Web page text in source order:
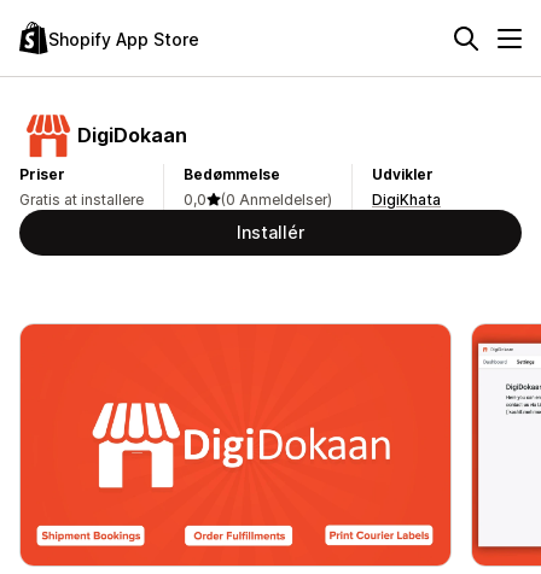
Shopify App Store
DigiDokaan
Priser
Gratis at installere
Bedømmelse
0,0
(0 Anmeldelser)
Udvikler
DigiKhata
Installér